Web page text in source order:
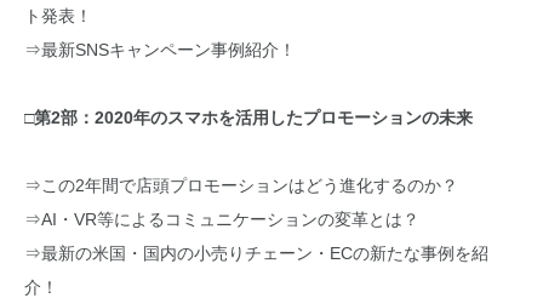
ト発表！
⇒最新SNSキャンペーン事例紹介！
□第2部：2020年のスマホを活用したプロモーションの未来
⇒この2年間で店頭プロモーションはどう進化するのか？
⇒AI・VR等によるコミュニケーションの変革とは？
⇒最新の米国・国内の小売りチェーン・ECの新たな事例を紹
介！